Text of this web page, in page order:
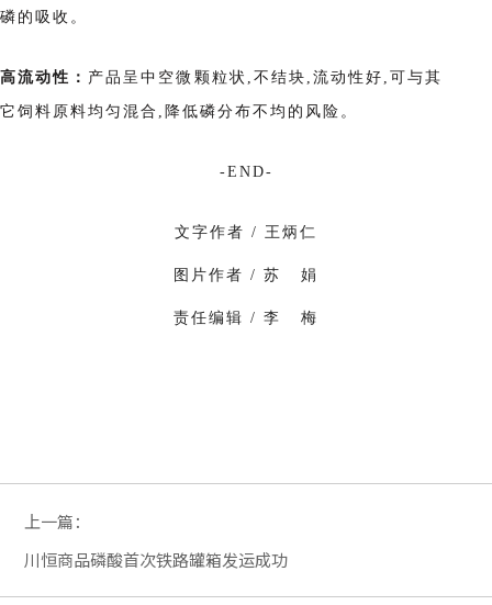
磷的吸收。
高流动性： 产品呈中空微颗粒状,不结块,流动性好,可与其
它饲料原料均匀混合,降低磷分布不均的风险。
-END-
文字作者 / 王炳仁
图片作者 / 苏 娟
责任编辑 / 李 梅
上一篇：
川恒商品磷酸首次铁路罐箱发运成功